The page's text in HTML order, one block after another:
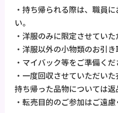
・持ち帰られる際は、職員
い。
・洋服のみに限定させていた
・洋服以外の小物類のお引き
・マイバック等をご準備くだ
・一度回収させていただい
持ち帰った品物については返
・転売目的のご参加はご遠慮